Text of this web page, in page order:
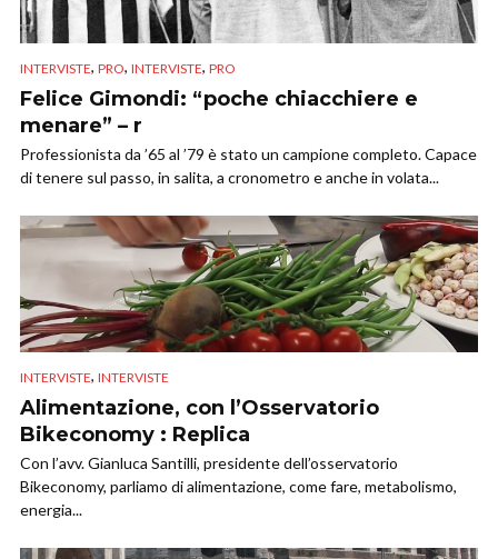
INTERVISTE, PRO, INTERVISTE, PRO
Felice Gimondi: “poche chiacchiere e
menare” – r
Professionista da ’65 al ’79 è stato un campione completo. Capace
di tenere sul passo, in salita, a cronometro e anche in volata...
INTERVISTE, INTERVISTE
Alimentazione, con l’Osservatorio
Bikeconomy : Replica
Con l’avv. Gianluca Santilli, presidente dell’osservatorio
Bikeconomy, parliamo di alimentazione, come fare, metabolismo,
energia...